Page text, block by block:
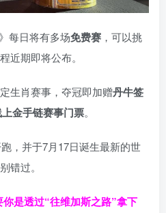
每日将有多场免费赛 ，可以挑
近期即将公布。
生肖赛事，夺冠即加赠丹牛签
金手链赛事门票。
，并于7月17日诞生最新的世
错过。
是透过“往维加斯之路”拿下